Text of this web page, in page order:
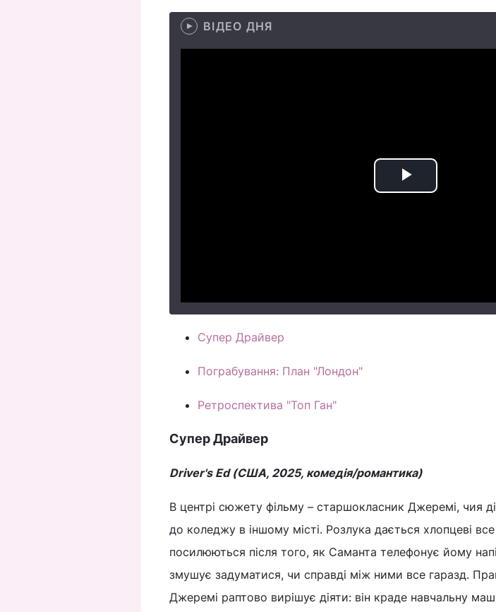
ВІДЕО ДНЯ
Play
Супер Драйвер
Пограбування: План "Лондон"
Ретроспектива "Топ Ган"
Супер Драйвер
Driver's Ed (США, 2025, комедія/романтика)
В центрі сюжету фільму – старшокласник Джеремі, чия
до коледжу в іншому місті. Розлука дається хлопцеві
посилюються після того, як Саманта телефонує йому
змушує задуматися, чи справді між ними все гаразд.
Джеремі раптово вирішує діяти: він краде навчальну